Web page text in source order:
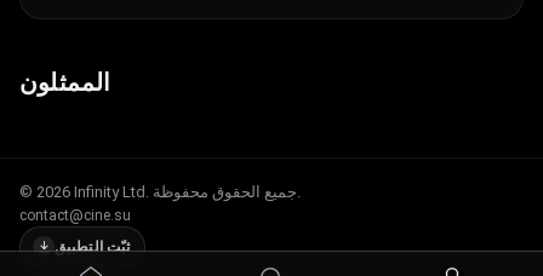
الممثلون
© 2026 Infinity Ltd. جميع الحقوق محفوظة.
ثبّت التطبيق
contact@cine.su